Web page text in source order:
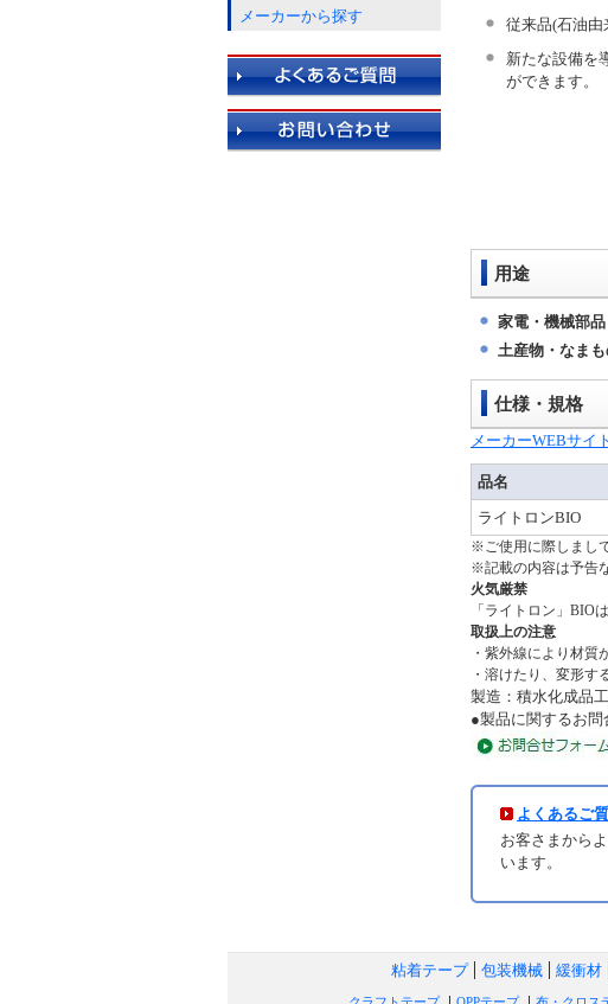
従来品(石油由
新たな設備を
ができます。
用途
家電・機械部
土産物・なま
仕様・規格
メーカーWEBサイ
品名
ライトロンBIO
※ご使用に際しまし
※記載の内容は予告
火気厳禁
「ライトロン」BIO
取扱上の注意
・紫外線により材質
・溶けたり、変形す
製造：積水化成品
●製品に関するお
よくあるご
お客さまから
います。
メーカーから探す
粘着テープ 包装機械 緩衝材